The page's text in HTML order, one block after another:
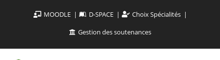
MOODLE D-SPACE
Choix Spécialités
Gestion des soutenances